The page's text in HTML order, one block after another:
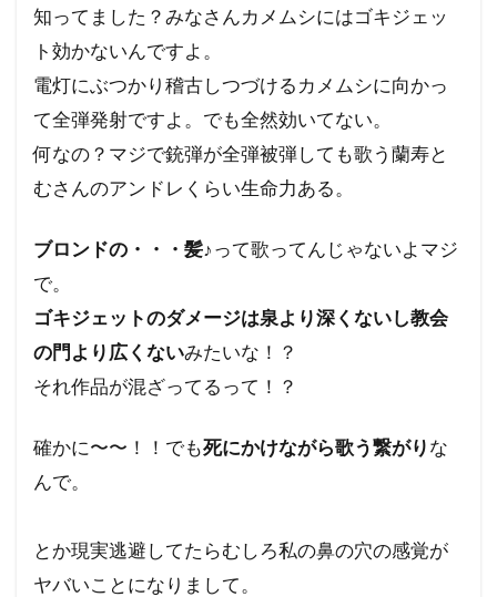
知ってました？みなさんカメムシにはゴキジェッ
ト効かないんですよ。
電灯にぶつかり稽古しつづけるカメムシに向かっ
て全弾発射ですよ。でも全然効いてない。
何なの？マジで銃弾が全弾被弾しても歌う蘭寿と
むさんのアンドレくらい生命力ある。
ブロンドの・・・髪♪って歌ってんじゃないよマジ
で。
ゴキジェットのダメージは泉より深くないし教会
の門より広くないみたいな！？
それ作品が混ざってるって！？
確かに〜〜！！でも死にかけながら歌う繋がりな
んで。
とか現実逃避してたらむしろ私の鼻の穴の感覚が
ヤバいことになりまして。